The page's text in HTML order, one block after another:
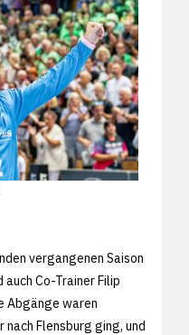
vergangenen Saison
Co-Trainer Filip
Abgänge waren
nach Flensburg ging, und